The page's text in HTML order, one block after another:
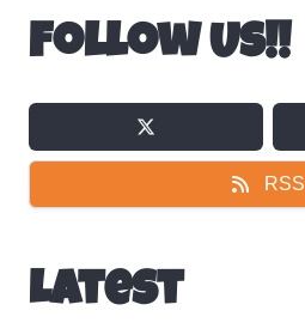
Follow Us!!
RSS
Latest